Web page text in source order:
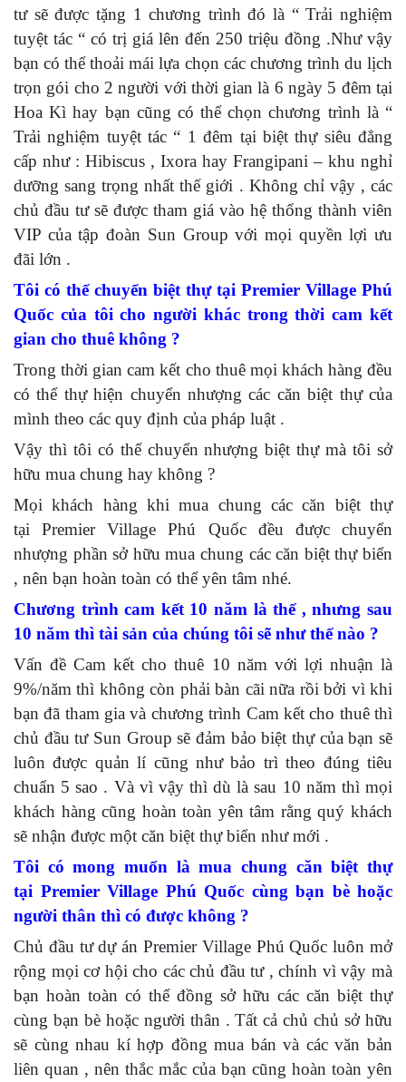
tư sẽ được tặng 1 chương trình đó là “ Trải nghiệm
tuyệt tác “ có trị giá lên đến 250 triệu đồng .Như vậy
bạn có thể thoải mái lựa chọn các chương trình du lịch
trọn gói cho 2 người với thời gian là 6 ngày 5 đêm tại
Hoa Kì hay bạn cũng có thể chọn chương trình là “
Trải nghiệm tuyệt tác “ 1 đêm tại biệt thự siêu đẳng
cấp như : Hibiscus , Ixora hay Frangipani – khu nghỉ
dưỡng sang trọng nhất thế giới . Không chỉ vậy , các
chủ đầu tư sẽ được tham giá vào hệ thống thành viên
VIP của tập đoàn Sun Group với mọi quyền lợi ưu
đãi lớn .
Tôi có thể chuyển biệt thự tại Premier Village Phú
Quốc của tôi cho người khác trong thời cam kết
gian cho thuê không ?
Trong thời gian cam kết cho thuê mọi khách hàng đều
có thể thự hiện chuyển nhượng các căn biệt thự của
mình theo các quy định của pháp luật .
Vậy thì tôi có thể chuyển nhượng biệt thự mà tôi sở
hữu mua chung hay không ?
Mọi khách hàng khi mua chung các căn biệt thự
tại Premier Village Phú Quốc đều được chuyển
nhượng phần sở hữu mua chung các căn biệt thự biển
, nên bạn hoàn toàn có thể yên tâm nhé.
Chương trình cam kết 10 năm là thế , nhưng sau
10 năm thì tài sản của chúng tôi sẽ như thế nào ?
Vấn đề Cam kết cho thuê 10 năm với lợi nhuận là
9%/năm thì không còn phải bàn cãi nữa rồi bởi vì khi
bạn đã tham gia và chương trình Cam kết cho thuê thì
chủ đầu tư Sun Group sẽ đảm bảo biệt thự của bạn sẽ
luôn được quản lí cũng như bảo trì theo đúng tiêu
chuẩn 5 sao . Và vì vậy thì dù là sau 10 năm thì mọi
khách hàng cũng hoàn toàn yên tâm rằng quý khách
sẽ nhận được một căn biệt thự biển như mới .
Tôi có mong muốn là mua chung căn biệt thự
tại Premier Village Phú Quốc cùng bạn bè hoặc
người thân thì có được không ?
Chủ đầu tư dự án Premier Village Phú Quốc luôn mở
rộng mọi cơ hội cho các chủ đầu tư , chính vì vậy mà
bạn hoàn toàn có thể đồng sở hữu các căn biệt thự
cùng bạn bè hoặc người thân . Tất cả chủ chủ sở hữu
sẽ cùng nhau kí hợp đồng mua bán và các văn bản
liên quan , nên thắc mắc của bạn cũng hoàn toàn yên